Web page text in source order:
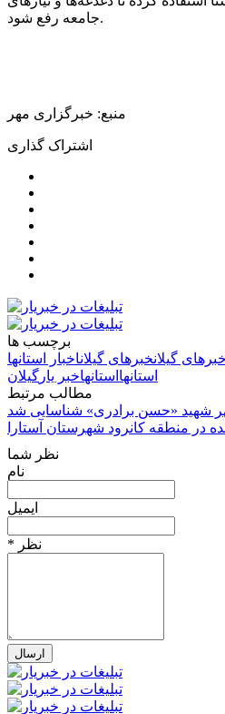
جامعه رفع شود.
منبع: خبرگزاری مهر
اشتراک گذاری
برچسب ها
گیلانخبرهای گیلاناخبار استانها
استانها استانهاخبر یار گیلان
مطالب مرتبط
شهید «حسن برادری» شناسایی شد
نظر شما
نام
ایمیل
* نظر